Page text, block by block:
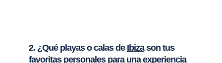
2. ¿Qué playas o calas de Ibizason tus
favoritas personales para una experiencia